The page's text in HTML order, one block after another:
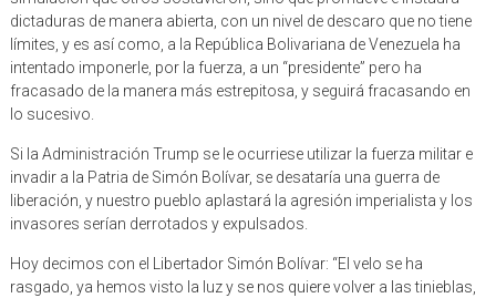
dictaduras de manera abierta, con un nivel de descaro que no tiene
límites, y es así como, a la República Bolivariana de Venezuela ha
intentado imponerle, por la fuerza, a un “presidente” pero ha
fracasado de la manera más estrepitosa, y seguirá fracasando en
lo sucesivo.
Si la Administración Trump se le ocurriese utilizar la fuerza militar e
invadir a la Patria de Simón Bolívar, se desataría una guerra de
liberación, y nuestro pueblo aplastará la agresión imperialista y los
invasores serían derrotados y expulsados.
Hoy decimos con el Libertador Simón Bolívar: “El velo se ha
rasgado, ya hemos visto la luz y se nos quiere volver a las tinieblas,